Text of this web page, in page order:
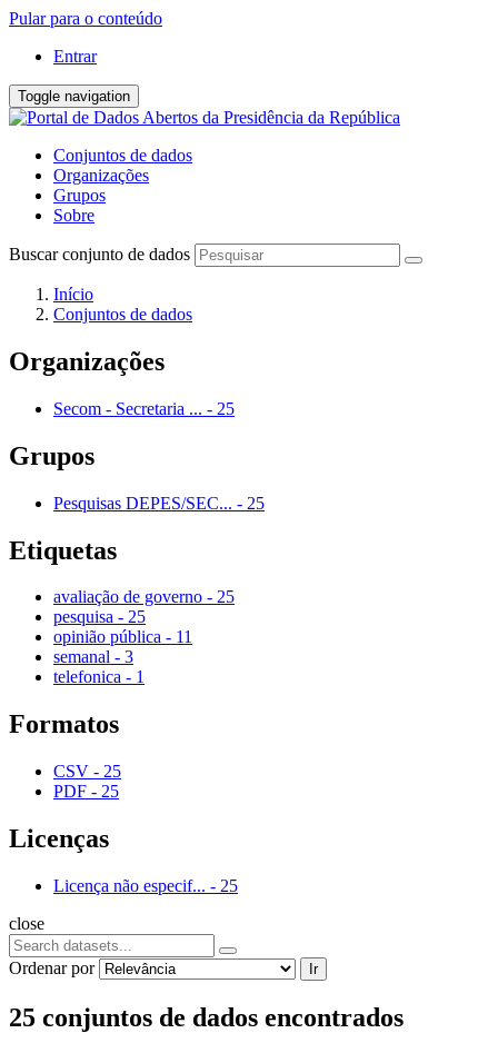
Pular para o conteúdo
Entrar
Toggle navigation
Conjuntos de dados
Organizações
Grupos
Sobre
Buscar conjunto de dados
Início
Conjuntos de dados
Organizações
Secom - Secretaria ... - 25
Grupos
Pesquisas DEPES/SEC... - 25
Etiquetas
avaliação de governo - 25
pesquisa - 25
opinião pública - 11
semanal - 3
telefonica - 1
Formatos
CSV - 25
PDF - 25
Licenças
Licença não especif... - 25
close
Ordenar por Ir
25 conjuntos de dados encontrados